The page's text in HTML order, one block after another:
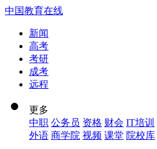
中国教育在线
新闻
高考
考研
成考
远程
更多
中职 公务员 资格 财会 IT培训
外语 商学院 视频 课堂 院校库